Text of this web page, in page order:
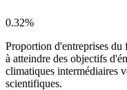
0.32%
Proportion d'entreprises du
à atteindre des objectifs
climatiques intermédiaires
scientifiques.